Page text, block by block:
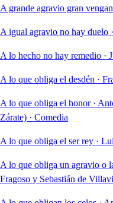
A grande agravio gran
A igual agravio no hay duelo ·
A lo hecho no hay remedio ·
A lo que obliga el desdén ·
A lo que obliga el honor ·
Zárate) · Comedia
A lo que obliga el ser rey ·
A lo que obliga un agravio o
Fragoso y Sebastián de